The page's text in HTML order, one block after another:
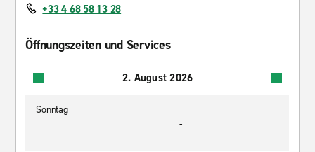
+33 4 68 58 13 28
Öffnungszeiten und Services
2. August 2026
Sonntag
-